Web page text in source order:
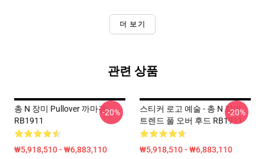
더 보기
관련 상품
총 N 장미 Pullover 까마귀
RB1911
₩5,918,510 - ₩6,883,110
-20%
스티커 로고 예술 - 총 N 장미
트렌드 풀 오버 후드 RB1911
₩5,918,510 - ₩6,883,110
-20%